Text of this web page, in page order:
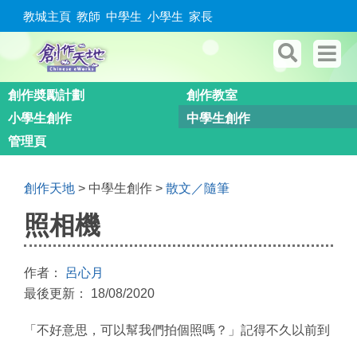
教城主頁 教師 中學生 小學生 家長
創作奬勵計劃
創作教室
小學生創作
中學生創作
管理頁
創作天地 > 中學生創作 > 散文／隨筆
照相機
作者： 呂心月
最後更新： 18/08/2020
「不好意思，可以幫我們拍個照嗎？」記得不久以前到